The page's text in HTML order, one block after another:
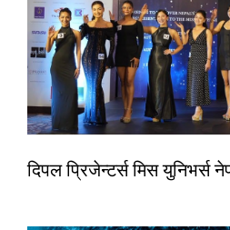
दिपल प्रिजेन्टर्स मिस युनिभर्स